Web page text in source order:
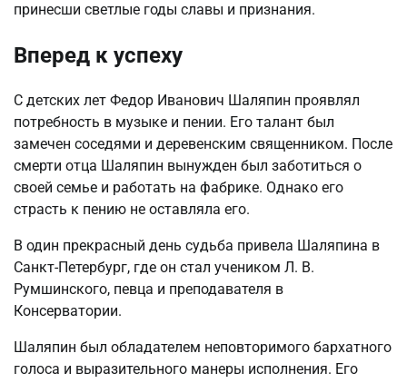
принесши светлые годы славы и признания.
Вперед к успеху
С детских лет Федор Иванович Шаляпин проявлял
потребность в музыке и пении. Его талант был
замечен соседями и деревенским священником. После
смерти отца Шаляпин вынужден был заботиться о
своей семье и работать на фабрике. Однако его
страсть к пению не оставляла его.
В один прекрасный день судьба привела Шаляпина в
Санкт-Петербург, где он стал учеником Л. В.
Румшинского, певца и преподавателя в
Консерватории.
Шаляпин был обладателем неповторимого бархатного
голоса и выразительного манеры исполнения. Его